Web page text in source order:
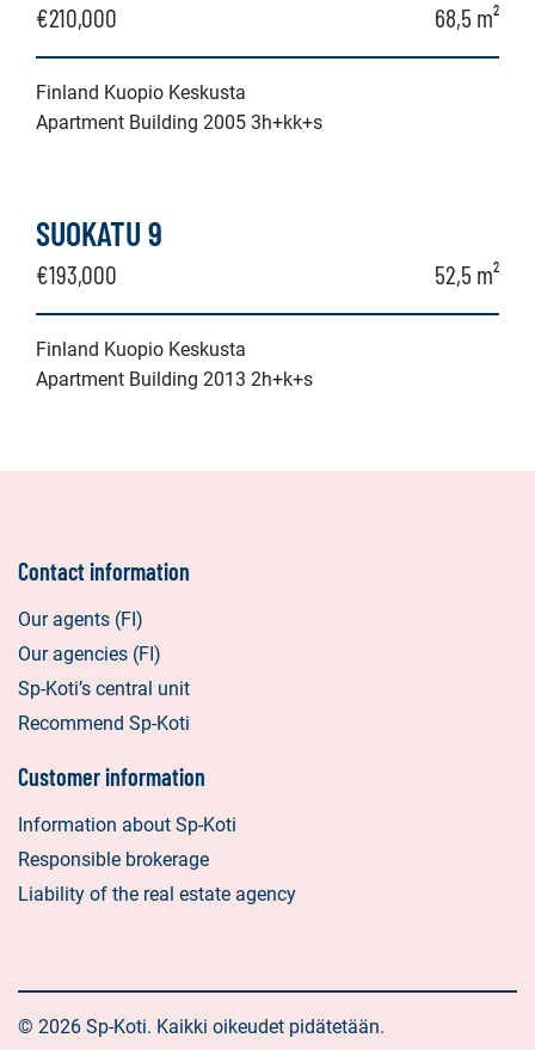
€210,000 68,5 m²
Finland Kuopio Keskusta
Apartment Building 2005 3h+kk+s
SUOKATU 9
€193,000 52,5 m²
Finland Kuopio Keskusta
Apartment Building 2013 2h+k+s
Contact information
Our agents (FI)
Our agencies (FI)
Sp-Koti’s central unit
Recommend Sp-Koti
Customer information
Information about Sp-Koti
Responsible brokerage
Liability of the real estate agency
© 2026 Sp-Koti. Kaikki oikeudet pidätetään.